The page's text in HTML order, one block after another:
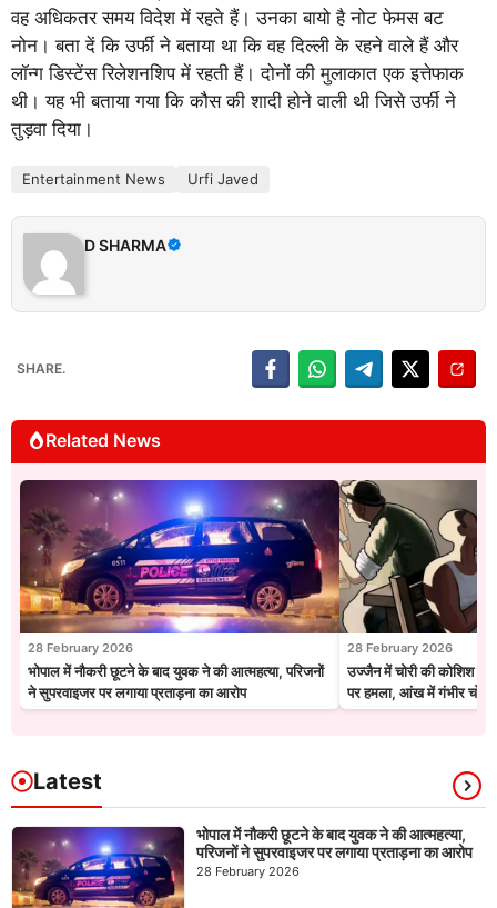
वह अधिकतर समय विदेश में रहते हैं। उनका बायो है नोट फेमस बट
नोन। बता दें कि उर्फी ने बताया था कि वह दिल्ली के रहने वाले हैं और
लॉन्ग डिस्टेंस रिलेशनशिप में रहती हैं। दोनों की मुलाकात एक इत्तेफाक
थी। यह भी बताया गया कि कौस की शादी होने वाली थी जिसे उर्फी ने
तुड़वा दिया।
Entertainment News Urfi Javed
D SHARMA
SHARE.
Related News
28 February 2026
भोपाल में नौकरी छूटने के बाद युवक ने की आत्महत्या, परिजनों
ने सुपरवाइजर पर लगाया प्रताड़ना का आरोप
28 February 2026
उज्जैन में चोरी की कोशिश
पर हमला, आंख में गंभीर चोट
Latest
भोपाल में नौकरी छूटने के बाद युवक ने की आत्महत्या,
परिजनों ने सुपरवाइजर पर लगाया प्रताड़ना का आरोप
28 February 2026